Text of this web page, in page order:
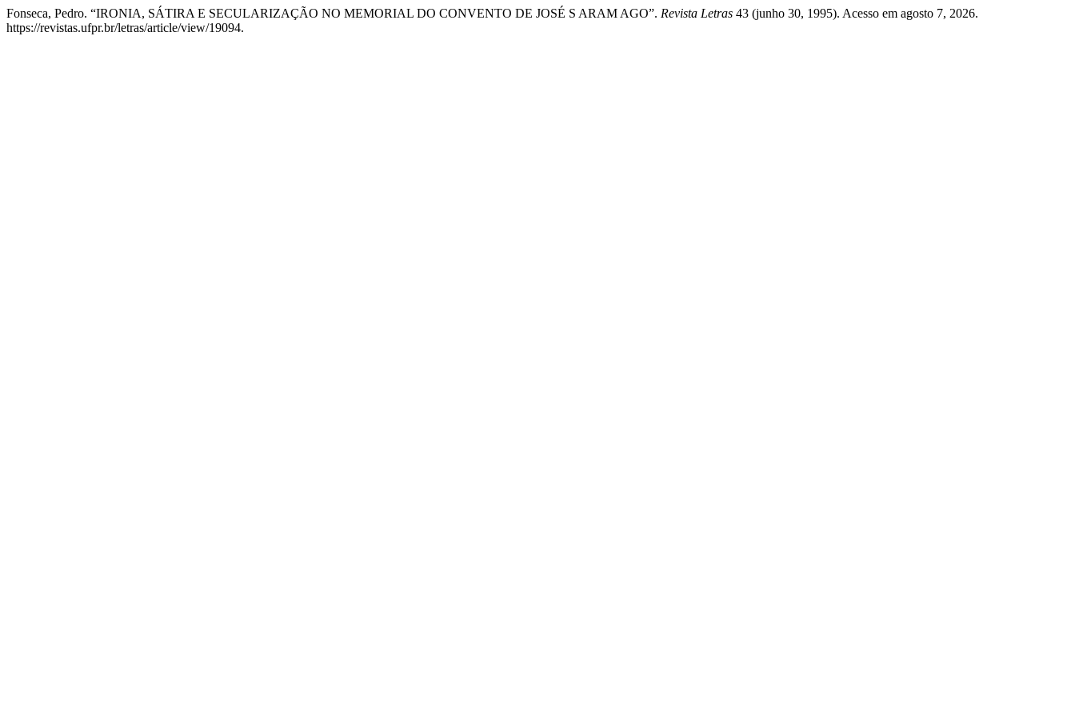
Fonseca, Pedro. “IRONIA, SÁTIRA E SECULARIZAÇÃO NO MEMORIAL DO CONVENTO DE JOSÉ S ARAM AGO”. Revista Letras 43 (junho 30, 1995). Acesso em agosto 7, 2026.
https://revistas.ufpr.br/letras/article/view/19094.